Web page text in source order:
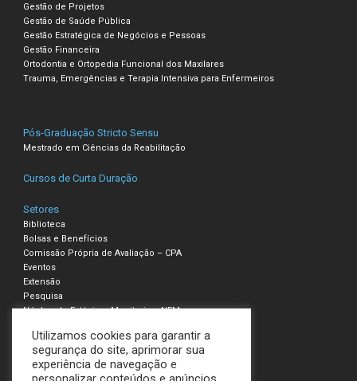
Gestão de Projetos
Gestão de Saúde Pública
Gestão Estratégica de Negócios e Pessoas
Gestão Financeira
Ortodontia e Ortopedia Funcional dos Maxilares
Trauma, Emergências e Terapia Intensiva para Enfermeiros
Pós-Graduação Stricto Sensu
Mestrado em Ciências da Reabilitação
Cursos de Curta Duração
Setores
Biblioteca
Bolsas e Benefícios
Comissão Própria de Avaliação – CPA
Eventos
Extensão
Pesquisa
Núcleo de Estágio e Monitoria – NEM
Compliance – Ouvidoria
Política de Privacidade e Cookies
Utilizamos cookies para garantir a
segurança do site, aprimorar sua
experiência de navegação e